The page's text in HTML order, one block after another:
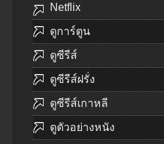
Netflix
ดูการ์ตูน
ดูซีรีส์
ดูซีรีส์ฝรั่ง
ดูซีรีส์เกาหลี
ดูตัวอย่างหนัง